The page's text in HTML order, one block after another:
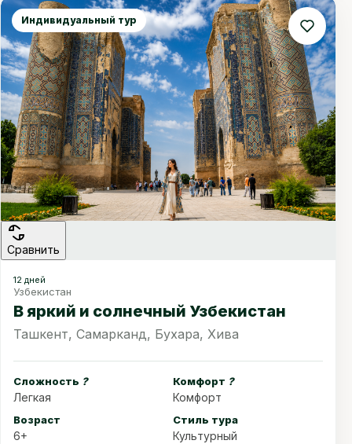
Индивидуальный тур
Сравнить
12 дней
Узбекистан
В яркий и солнечный Узбекистан
Ташкент, Самарканд, Бухара, Хива
Сложность ?
Легкая
Комфорт ?
Комфорт
Возраст
6+
Стиль тура
Культурный